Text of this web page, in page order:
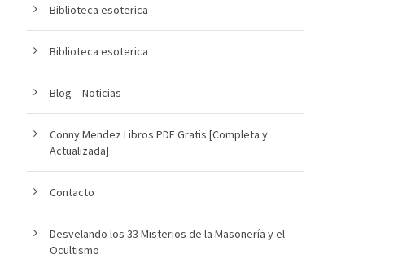
Biblioteca esoterica
Biblioteca esoterica
Blog – Noticias
Conny Mendez Libros PDF Gratis [Completa y
Actualizada]
Contacto
Desvelando los 33 Misterios de la Masonería y el
Ocultismo